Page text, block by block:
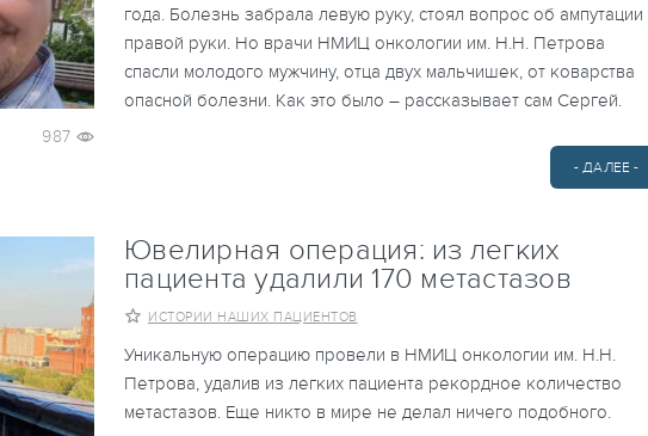
987
года. Болезнь забрала левую руку, стоял вопрос об ампутации
правой руки. Но врачи НМИЦ онкологии им. Н.Н. Петрова
спасли молодого мужчину, отца двух мальчишек, от коварства
опасной болезни. Как это было – рассказывает сам Сергей.
- ДАЛЕЕ -
Ювелирная операция: из легких
пациента удалили 170 метастазов
ИСТОРИИ НАШИХ ПАЦИЕНТОВ
Уникальную операцию провели в НМИЦ онкологии им. Н.Н.
Петрова, удалив из легких пациента рекордное количество
метастазов. Еще никто в мире не делал ничего подобного.